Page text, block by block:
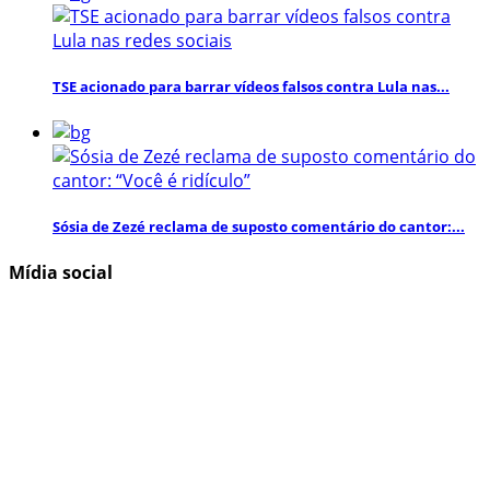
TSE acionado para barrar vídeos falsos contra Lula nas...
Sósia de Zezé reclama de suposto comentário do cantor:...
Mídia social